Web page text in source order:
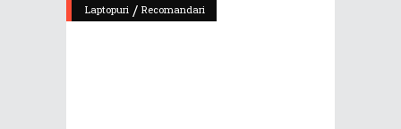
Laptopuri / Recomandari